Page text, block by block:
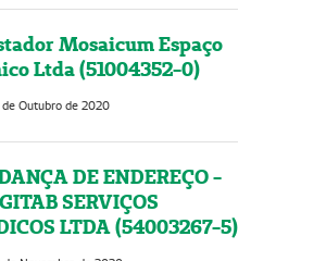
Mosaicum Espaço
Ltda (51004352-0)
de Outubro de 2020
DE ENDEREÇO -
SERVIÇOS
LTDA (54003267-5)